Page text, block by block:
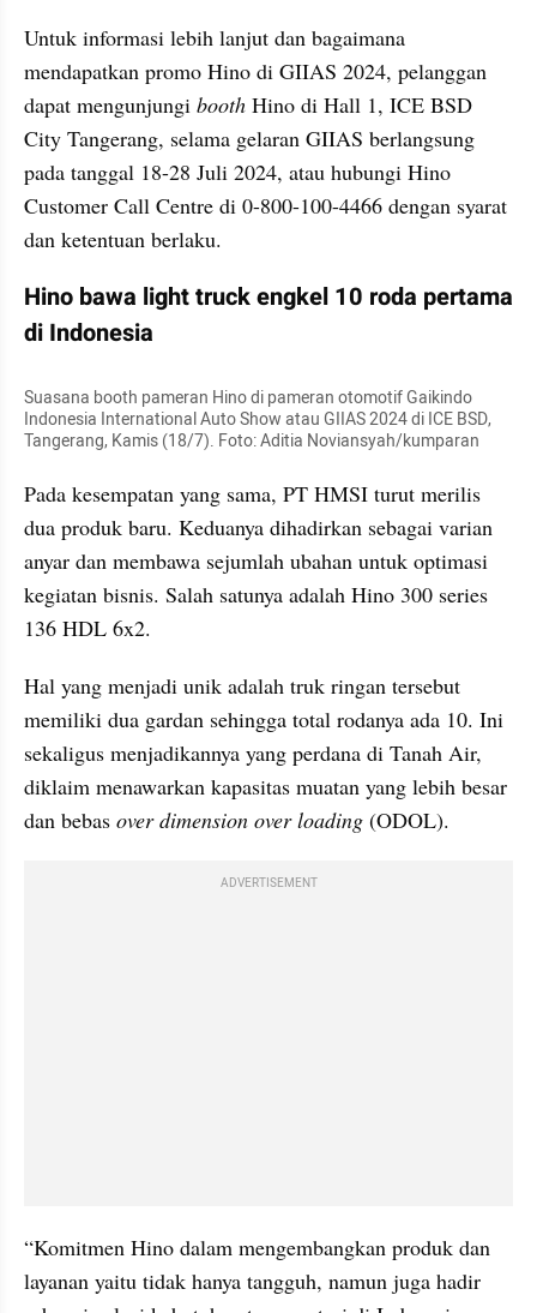
Untuk informasi lebih lanjut dan bagaimana
mendapatkan promo Hino di GIIAS 2024, pelanggan
dapat mengunjungi booth Hino di Hall 1, ICE BSD
City Tangerang, selama gelaran GIIAS berlangsung
pada tanggal 18-28 Juli 2024, atau hubungi Hino
Customer Call Centre di 0-800-100-4466 dengan syarat
dan ketentuan berlaku.
Hino bawa light truck engkel 10 roda pertama
di Indonesia
Suasana booth pameran Hino di pameran otomotif Gaikindo
Indonesia International Auto Show atau GIIAS 2024 di ICE BSD,
Tangerang, Kamis (18/7). Foto: Aditia Noviansyah/kumparan
Pada kesempatan yang sama, PT HMSI turut merilis
dua produk baru. Keduanya dihadirkan sebagai varian
anyar dan membawa sejumlah ubahan untuk optimasi
kegiatan bisnis. Salah satunya adalah Hino 300 series
136 HDL 6x2.
Hal yang menjadi unik adalah truk ringan tersebut
memiliki dua gardan sehingga total rodanya ada 10. Ini
sekaligus menjadikannya yang perdana di Tanah Air,
diklaim menawarkan kapasitas muatan yang lebih besar
dan bebas over dimension over loading (ODOL).
ADVERTISEMENT
“Komitmen Hino dalam mengembangkan produk dan
layanan yaitu tidak hanya tangguh, namun juga hadir